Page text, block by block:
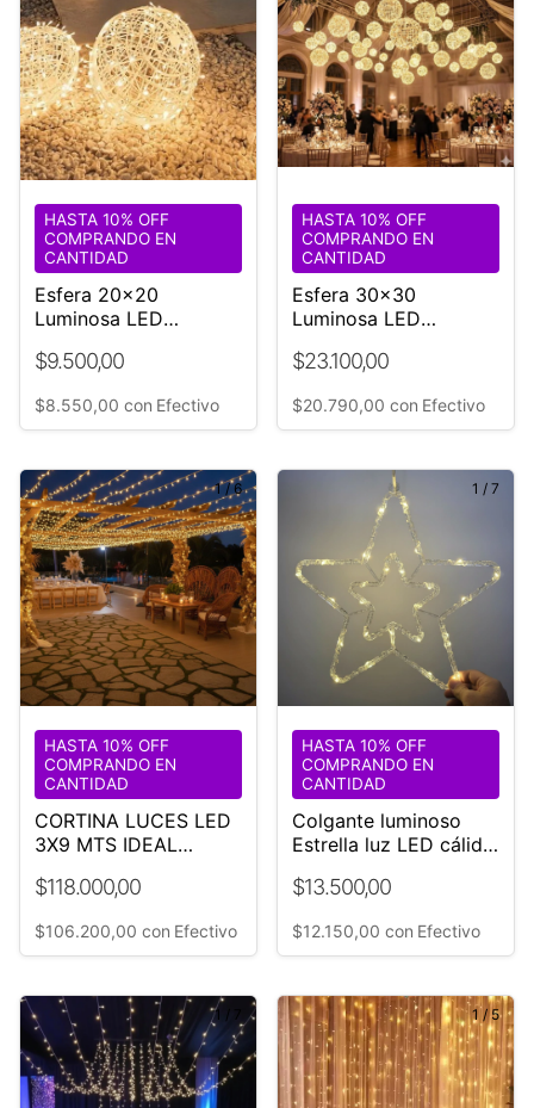
Esfera 20x20
Luminosa LED
Bodas y Eventos
$9.500,00
HASTA 10% OFF
COMPRANDO EN
CANTIDAD
$8.550,00 con Efectivo
Esfera 30x30
Luminosa LED
Bodas y Eventos
$23.100,00
HASTA 10% OFF
COMPRANDO EN
CANTIDAD
$20.790,00 con Efectivo
1/6
CORTINA LUCES LED
3X9 MTS IDEAL
$118.000,00
HASTA 10% OFF
COMPRANDO EN
CANTIDAD
$106.200,00 con Efectivo
1 / 7
Colgante luminoso
Estrella luz LED cálida
$13.500,00
HASTA 10% OFF
COMPRANDO EN
CANTIDAD
$12.150,00 con Efectivo
1 / 7 1 /5